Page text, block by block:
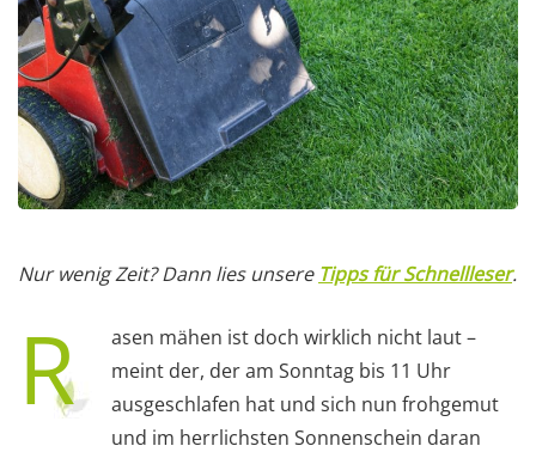
Nur wenig Zeit? Dann lies unsere Tipps für Schnellleser.
R
asen mähen ist doch wirklich nicht laut –
meint der, der am Sonntag bis 11 Uhr
ausgeschlafen hat und sich nun frohgemut
und im herrlichsten Sonnenschein daran